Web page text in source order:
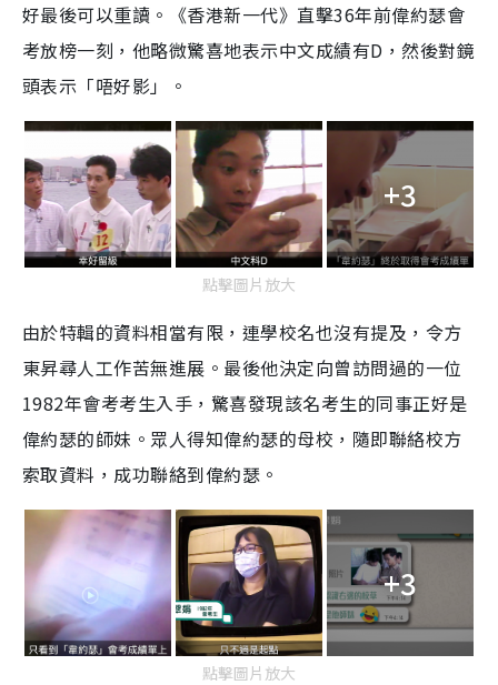
好最後可以重讀。《香港新一代》直擊36年前偉約瑟會
考放榜一刻，他略微驚喜地表示中文成績有D，然後對鏡
頭表示「唔好影」。
+3
點擊圖片放大
由於特輯的資料相當有限，連學校名也沒有提及，令方
東昇尋人工作苦無進展。最後他決定向曾訪問過的一位
1982年會考考生入手，驚喜發現該名考生的同事正好是
偉約瑟的師妹。眾人得知偉約瑟的母校，隨即聯絡校方
索取資料，成功聯絡到偉約瑟。
+3
點擊圖片放大